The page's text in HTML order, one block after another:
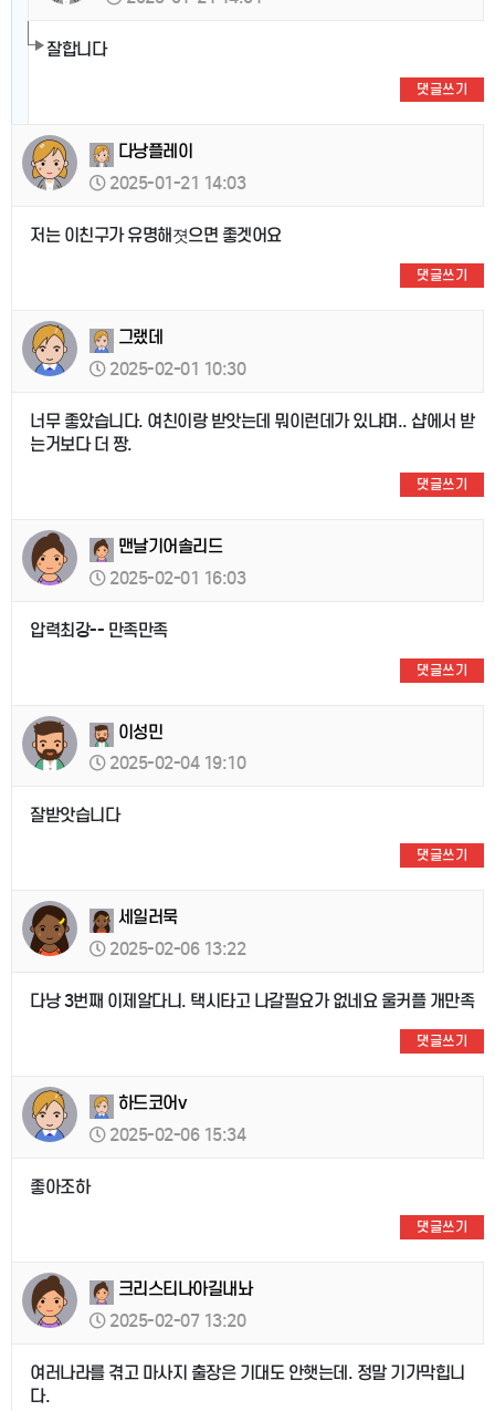
잘합니다
댓글쓰기
다낭플레이
2025-01-21 14:03
저는 이친구가 유명해졋으면 좋겟어요
댓글쓰기
그랬데
2025-02-01 10:30
너무 좋았습니다. 여친이랑 받앗는데 뭐이런데가 있냐며.. 샵에서 받
는거보다 더 짱.
댓글쓰기
맨날기어솔리드
2025-02-01 16:03
압력최강-- 만족만족
댓글쓰기
이성민
2025-02-04 19:10
잘받앗습니다
댓글쓰기
세일러묵
2025-02-06 13:22
다낭 3번째 이제알다니. 택시타고 나갈필요가 없네요 울커플 개만족
댓글쓰기
하드코어v
2025-02-06 15:34
좋아조하
댓글쓰기
크리스티나아길내놔
2025-02-07 13:20
여러나라를 겪고 마사지 출장은 기대도 안햇는데. 정말 기가막힙니
다.